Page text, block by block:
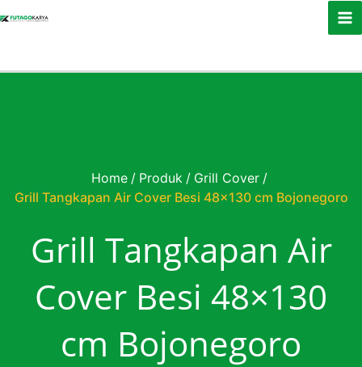
Home / Produk / Grill Cover /
Grill Tangkapan Air Cover Besi 48×130 cm Bojonegoro
Grill Tangkapan Air
Cover Besi 48×130
cm Bojonegoro